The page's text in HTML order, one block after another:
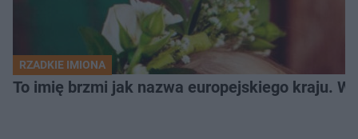
RZADKIE IMIONA
To imię brzmi jak nazwa europejskiego kraju.